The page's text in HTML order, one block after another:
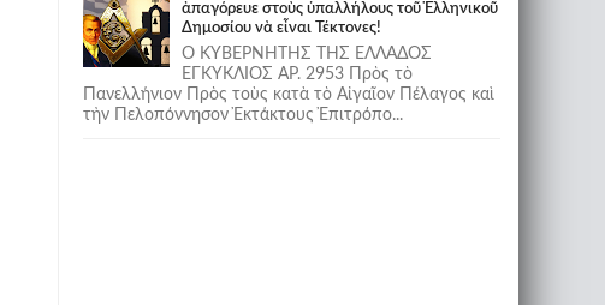
ἀπαγόρευε στοὺς ὑπαλλήλους τοῦ Ἑλληνικοῦ
Δημοσίου νὰ εἶναι Τέκτονες!
Ο ΚΥΒΕΡΝΗΤΗΣ ΤΗΣ ΕΛΛΑΔΟΣ
ΕΓΚΥΚΛΙΟΣ ΑΡ. 2953 Πρὸς τὸ
Πανελλήνιον Πρὸς τοὺς κατὰ τὸ Αἰγαῖον Πέλαγος καὶ
τὴν Πελοπόννησον Ἐκτάκτους Ἐπιτρόπο...